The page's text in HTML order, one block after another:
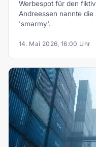
Werbespot für den
Andreessen nannte
'smarmy'.
14. Mai 2026, 16:00 Uhr